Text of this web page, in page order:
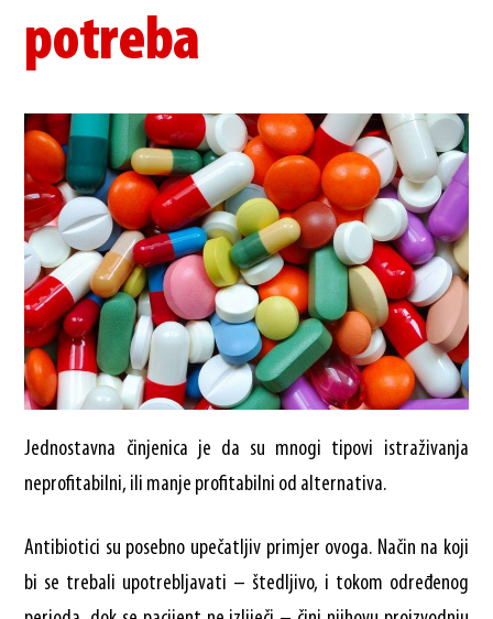
potreba
Jednostavna činjenica je da su mnogi tipovi istraživanja
neprofitabilni, ili manje profitabilni od alternativa.
Antibiotici su posebno upečatljiv primjer ovoga. Način na koji
bi se trebali upotrebljavati – štedljivo, i tokom određenog